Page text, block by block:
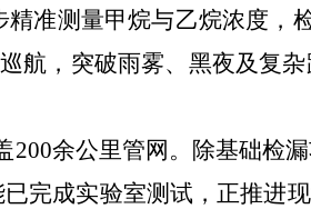
准测量甲烷与乙烷浓度，
航，突破雨雾、黑夜及复
余公里管网。除基础检
完成实验室测试，正推